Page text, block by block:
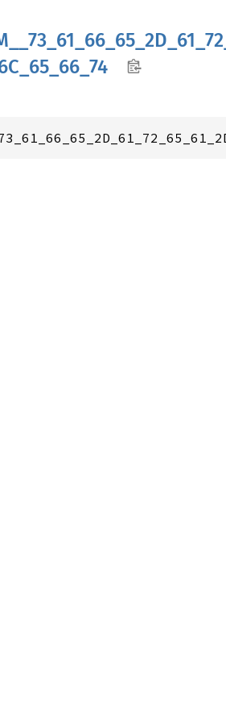
73_ 61_ 66_ 65_ 2D_ 61_ 72_
65_ 66_ 74